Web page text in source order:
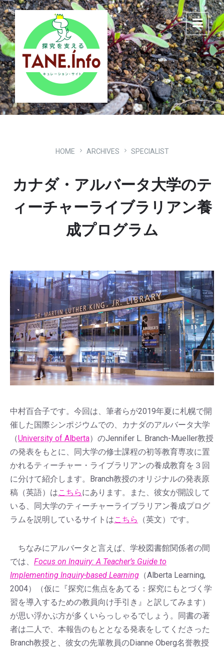
Skip
to
content
Skip
to
main
navigation
Skip
to
footer
HOME ARCHIVES SPECIALIST
カナダ・アルバータ大学のテ
ィーチャーライブラリアン養
成プログラム
中村百合子です。今回は、筆者らが2019年夏に札幌で開
催した国際シンポジウムでの、カナダのアルバータ大学
（University of Alberta）のJennifer L. Branch-Mueller教授
の発表をもとに、同大学の修士課程の初等教育専攻に置
かれるティーチャー・ライブラリアンの養成教育を３回
に分けて紹介します。Branch教授のオリジナルの発表原
稿（英語）はこちらにあります。また、彼女が開設して
いる、同大学のティーチャーライブラリアン養成プログ
ラムを説明しているサイトはこちら （英文）です。
ちなみにアルバータと言えば、学校図書館関係者の間
では、 Focus on Inquiry: A Teacher’s Guide to
Implementing Inquiry-based Learning （Alberta Learning,
2004）（仮に『探究に焦点をあてる：探究にもとづく学
習を導入するための教員向け手引き』と訳してみます）
が思い浮かぶ方が多くいらっしゃるでしょう。同書の著
者は二人で、本報告のもととなる発表をしてくださった
Branch教授と、彼女の先輩教員のDianne Oberg名誉教授